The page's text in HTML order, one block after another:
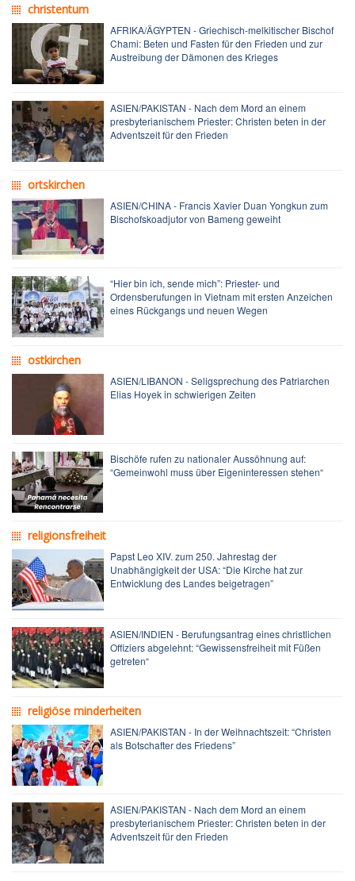
christentum
AFRIKA/ÄGYPTEN - Griechisch-melkitischer Bischof
Chami: Beten und Fasten für den Frieden und zur
Austreibung der Dämonen des Krieges
ASIEN/PAKISTAN - Nach dem Mord an einem
presbyterianischem Priester: Christen beten in der
Adventszeit für den Frieden
ortskirchen
ASIEN/CHINA - Francis Xavier Duan Yongkun zum
Bischofskoadjutor von Bameng geweiht
“Hier bin ich, sende mich”: Priester- und
Ordensberufungen in Vietnam mit ersten Anzeichen
eines Rückgangs und neuen Wegen
ostkirchen
ASIEN/LIBANON - Seligsprechung des Patriarchen
Elias Hoyek in schwierigen Zeiten
Bischöfe rufen zu nationaler Aussöhnung auf:
“Gemeinwohl muss über Eigeninteressen stehen“
religionsfreiheit
Papst Leo XIV. zum 250. Jahrestag der
Unabhängigkeit der USA: “Die Kirche hat zur
Entwicklung des Landes beigetragen”
ASIEN/INDIEN - Berufungsantrag eines christlichen
Offiziers abgelehnt: “Gewissensfreiheit mit Füßen
getreten“
religiöse minderheiten
ASIEN/PAKISTAN - In der Weihnachtszeit: “Christen
als Botschafter des Friedens”
ASIEN/PAKISTAN - Nach dem Mord an einem
presbyterianischem Priester: Christen beten in der
Adventszeit für den Frieden